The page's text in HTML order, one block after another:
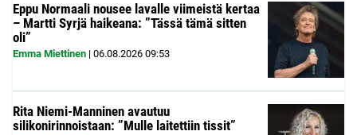
Eppu Normaali nousee lavalle viimeistä kertaa
– Martti Syrjä haikeana: ”Tässä tämä sitten
oli”
Emma Miettinen | 06.08.2026 09:53
Rita Niemi-Manninen avautuu
silikonirinnoistaan: ”Mulle laitettiin tissit”